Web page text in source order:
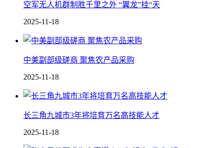
空军无人机群制胜千里之外 “翼龙”挂“天
2025-11-18
中美副部级磋商 聚焦农产品采购
2025-11-18
长三角九城市3年将培育万名高技能人才
2025-11-18